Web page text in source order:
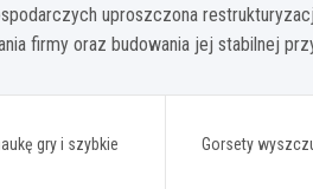
uproszczona
firmy oraz budowania jej stabilnej
gry i szybkie
Gorsety